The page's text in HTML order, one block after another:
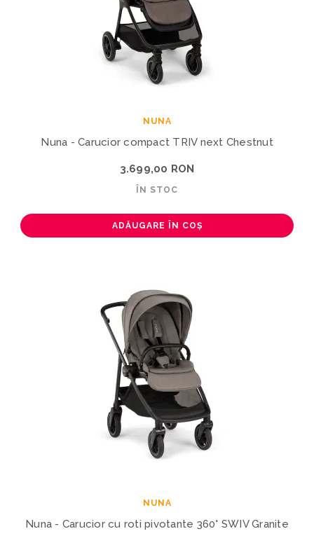
NUNA
Nuna - Carucior compact TRIV next Chestnut
3.699,00 RON
ÎN STOC
ADĂUGARE ÎN COȘ
NUNA
Nuna - Carucior cu roti pivotante 360° SWIV Granite